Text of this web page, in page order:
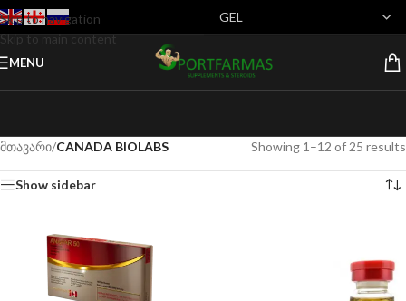
Skip to navigation
Skip to main content
MENU
მთავარი/CANADA BIOLABS Showing 1–12 of 25 results
Show sidebar